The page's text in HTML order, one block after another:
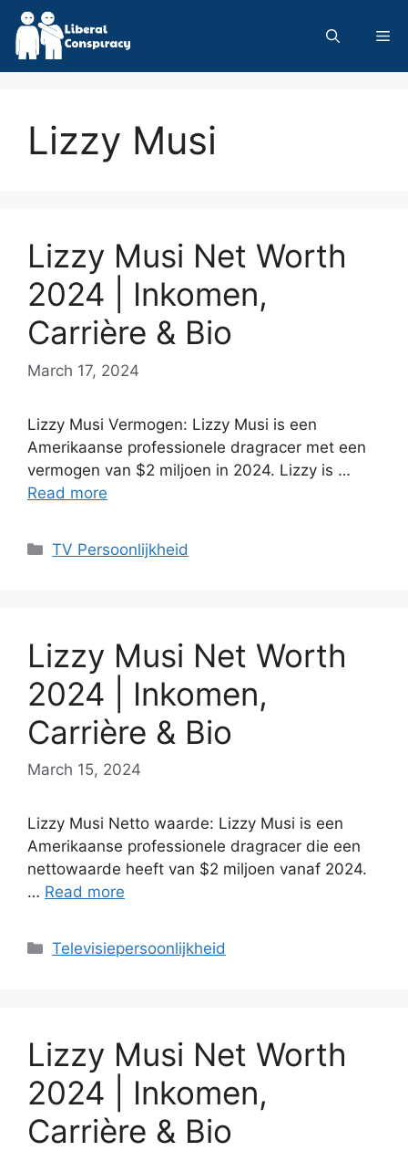
Skip
content
Lizzy Musi
Lizzy Musi Net Worth
2024 | Inkomen,
Carrière & Bio
March 17, 2024
Lizzy Musi Vermogen: Lizzy Musi is een
Amerikaanse professionele dragracer met een
vermogen van $2 miljoen in 2024. Lizzy is …
Read more
Categories
TV Persoonlijkheid
Lizzy Musi Net Worth
2024 | Inkomen,
Carrière & Bio
March 15, 2024
Lizzy Musi Netto waarde: Lizzy Musi is een
Amerikaanse professionele dragracer die een
nettowaarde heeft van $2 miljoen vanaf 2024.
… Read more
Categories
Televisiepersoonlijkheid
Lizzy Musi Net Worth
2024 | Inkomen,
Carrière & Bio